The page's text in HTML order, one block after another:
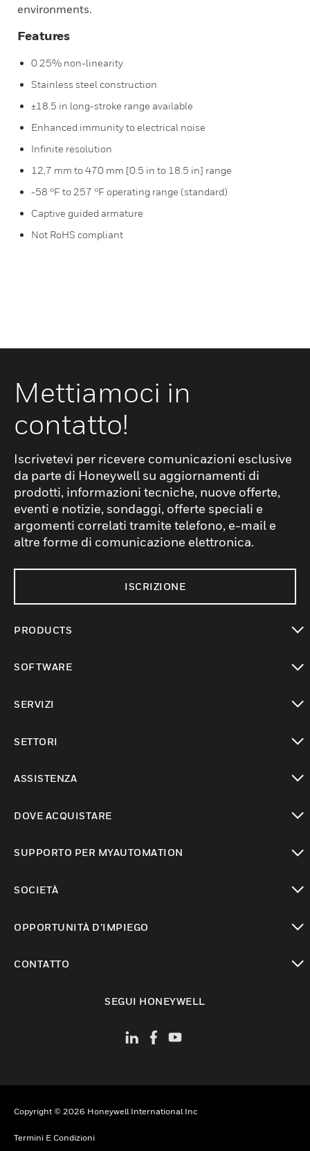
environments.
Features
0.25% non-linearity
Stainless steel construction
±18.5 in long-stroke range available
Enhanced immunity to electrical noise
Infinite resolution
12,7 mm to 470 mm [0.5 in to 18.5 in] range
-58 °F to 257 °F operating range (standard)
Captive guided armature
Not RoHS compliant
Mettiamoci in
contatto!
Iscrivetevi per ricevere comunicazioni esclusive
da parte di Honeywell su aggiornamenti di
prodotti, informazioni tecniche, nuove offerte,
eventi e notizie, sondaggi, offerte speciali e
argomenti correlati tramite telefono, e-mail e
altre forme di comunicazione elettronica.
ISCRIZIONE
PRODUCTS
SOFTWARE
SERVIZI
SETTORI
ASSISTENZA
DOVE ACQUISTARE
SUPPORTO PER MYAUTOMATION
SOCIETÀ
OPPORTUNITÀ D’IMPIEGO
CONTATTO
SEGUI HONEYWELL
Copyright © 2026 Honeywell International Inc
Termini E Condizioni